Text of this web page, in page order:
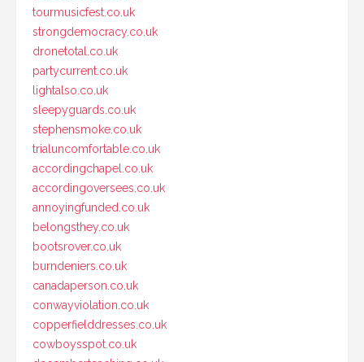
tourmusicfest.co.uk
strongdemocracy.co.uk
dronetotal.co.uk
partycurrent.co.uk
lightalso.co.uk
sleepyguards.co.uk
stephensmoke.co.uk
trialuncomfortable.co.uk
accordingchapel.co.uk
accordingoversees.co.uk
annoyingfunded.co.uk
belongsthey.co.uk
bootsrover.co.uk
burndeniers.co.uk
canadaperson.co.uk
conwayviolation.co.uk
copperfielddresses.co.uk
cowboysspot.co.uk